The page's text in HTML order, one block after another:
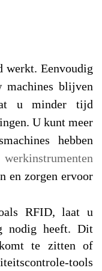
werkt. Eenvoudig
machines blijven
u minder tijd
U kunt meer
hebben
en zorgen ervoor
RFID, laat u
nodig heeft. Dit
te zitten of
tools